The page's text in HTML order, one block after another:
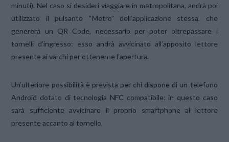
minuti). Nel caso si desideri viaggiare in metropolitana, andrà poi
utilizzato il pulsante “Metro” dell’applicazione stessa, che
genererà un QR Code, necessario per poter oltrepassare i
tornelli d’ingresso: esso andrà avvicinato all’apposito lettore
presente ai varchi per ottenerne l’apertura.
Un’ulteriore possibilità è prevista per chi dispone di un telefono
Android dotato di tecnologia NFC compatibile: in questo caso
sarà sufficiente avvicinare il proprio smartphone al lettore
presente accanto al tornello.